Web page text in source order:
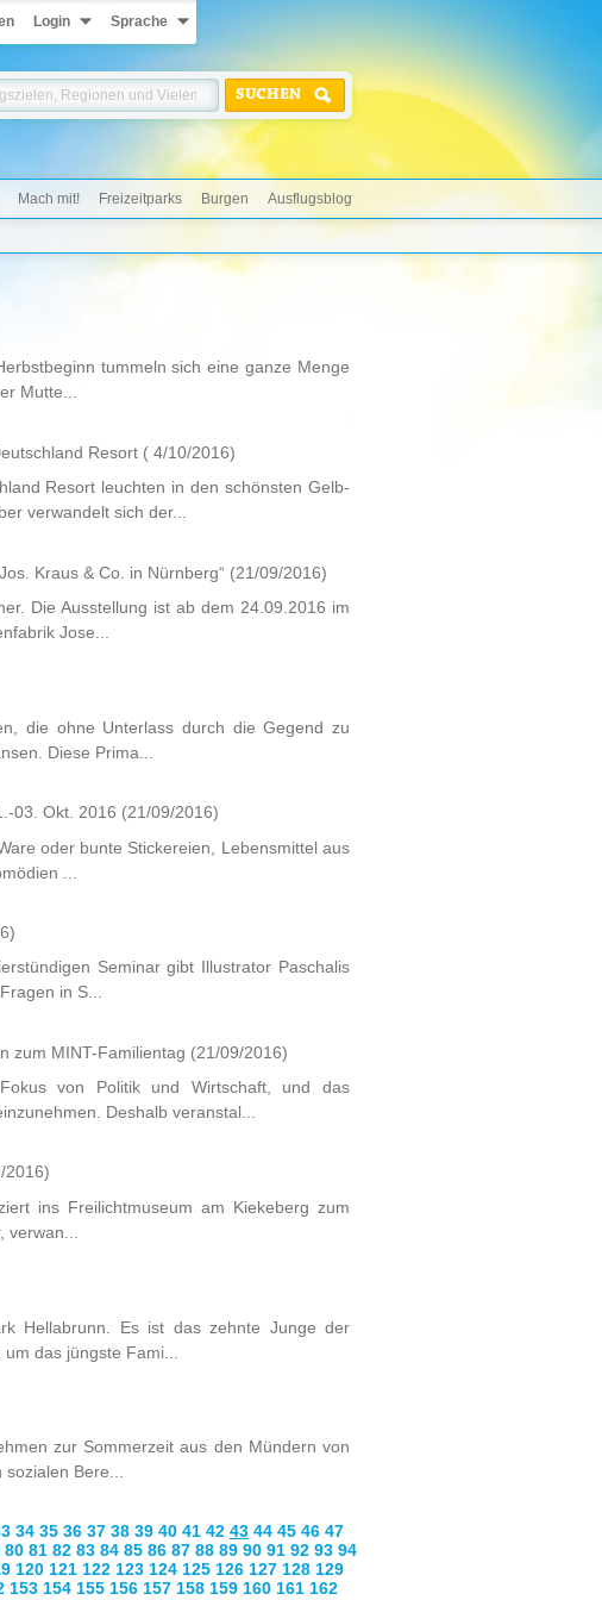
Login Sprache
SUCHEN
Mach mit! Freizeitparks Burgen Ausflugsblog
tummeln sich eine ganze Menge
Mutte...
Resort ( 4/10/2016)
Resort leuchten in den schönsten Gelb-
verwandelt sich der...
Kraus & Co. in Nürnberg“ (21/09/2016)
Die Ausstellung ist ab dem 24.09.2016 im
Jose...
die ohne Unterlass durch die Gegend zu
Diese Prima...
03. Okt. 2016 (21/09/2016)
oder bunte Stickereien, Lebensmittel aus
...
Seminar gibt Illustrator Paschalis
in S...
zum MINT-Familientag (21/09/2016)
von Politik und Wirtschaft, und das
Deshalb veranstal...
2016)
ins Freilichtmuseum am Kiekeberg zum
Hellabrunn. Es ist das zehnte Junge der
das jüngste Fami...
zur Sommerzeit aus den Mündern von
sozialen Bere...
34 35 36 37 38 39 40 41 42 43 44 45 46 47
80 81 82 83 84 85 86 87 88 89 90 91 92 93 94
120 121 122 123 124 125 126 127 128 129
153 154 155 156 157 158 159 160 161 162